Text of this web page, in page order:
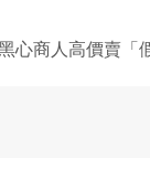
心商人高價賣